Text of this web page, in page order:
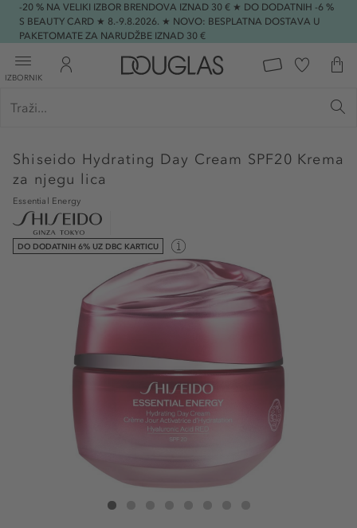
-20 % NA VELIKI IZBOR BRENDOVA IZNAD 30 € ★ DO DODATNIH -6 %
S BEAUTY CARD ★ 8.-9.8.2026. ★ NOVO: BESPLATNA DOSTAVA U
PAKETOMATE ZA NARUDŽBE IZNAD 30 €
IZBORNIK
Shiseido Hydrating Day Cream SPF20 Krema
za njegu lica
Essential Energy
DO DODATNIH 6% UZ DBC KARTICU
Shiseido Hydrating Day Cream SPF20